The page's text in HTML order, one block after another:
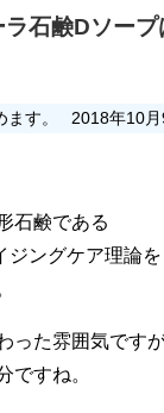
ラ石鹸Dソー
ます。 2018年10月
石鹸である
ジングケア理論を
った雰囲気です
ですね。